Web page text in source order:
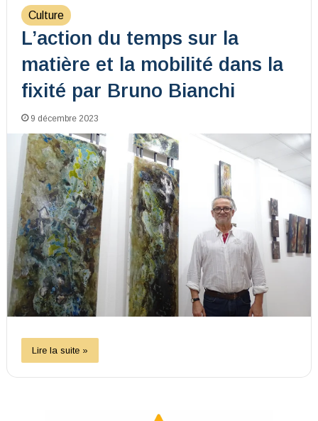
Culture
L’action du temps sur la
matière et la mobilité dans la
fixité par Bruno Bianchi
9 décembre 2023
Lire la suite »